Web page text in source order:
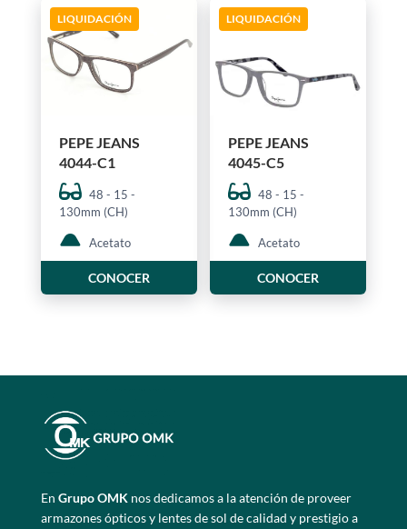
LIQUIDACIÓN
PEPE JEANS
4044-C1
48 - 15 -
130mm (CH)
Acetato
CONOCER
LIQUIDACIÓN
PEPE JEANS
4045-C5
48 - 15 -
130mm (CH)
Acetato
CONOCER
En Grupo OMKnos dedicamos a la atención de proveer
armazones ópticos y lentes de sol de calidad y prestigio a